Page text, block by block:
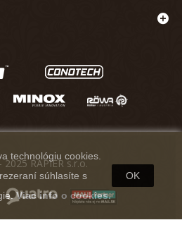
technológiu cookies.
súhlasíte s
Viac info o cookies.
OK
RAPIER s.r.o.